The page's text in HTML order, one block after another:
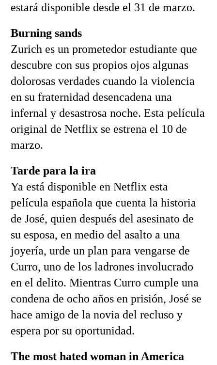
estará disponible desde el 31 de marzo.
Burning sands
Zurich es un prometedor estudiante que
descubre con sus propios ojos algunas
dolorosas verdades cuando la violencia
en su fraternidad desencadena una
infernal y desastrosa noche. Esta película
original de Netflix se estrena el 10 de
marzo.
Tarde para la ira
Ya está disponible en Netflix esta
película española que cuenta la historia
de José, quien después del asesinato de
su esposa, en medio del asalto a una
joyería, urde un plan para vengarse de
Curro, uno de los ladrones involucrado
en el delito. Mientras Curro cumple una
condena de ocho años en prisión, José se
hace amigo de la novia del recluso y
espera por su oportunidad.
The most hated woman in America